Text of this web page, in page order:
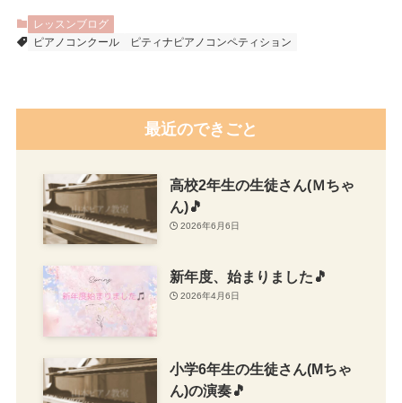
レッスンブログ
ピアノコンクール
ピティナピアノコンペティション
最近のできごと
高校2年生の生徒さん(Ｍちゃ
ん)🎵
2026年6月6日
新年度、始まりました🎵
2026年4月6日
小学6年生の生徒さん(Mちゃ
ん)の演奏🎵